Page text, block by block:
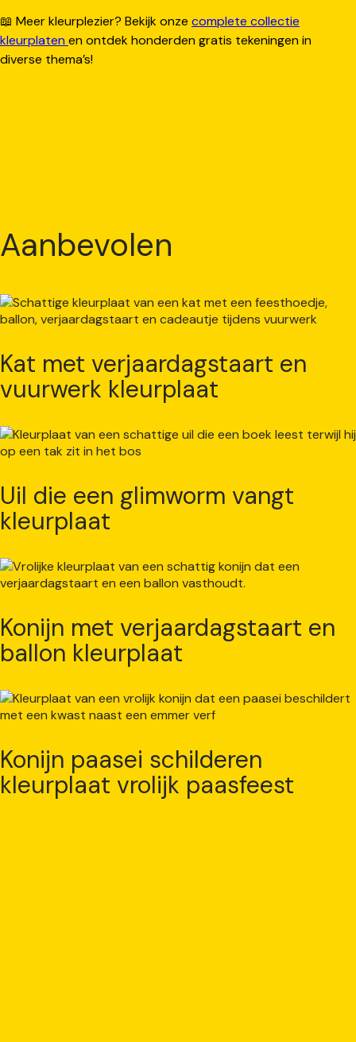
📖 Meer kleurplezier? Bekijk onze complete collectie
kleurplatenen ontdek honderden gratis tekeningen in
diverse thema’s!
Aanbevolen
Kat met verjaardagstaart en
vuurwerk kleurplaat
Uil die een glimworm vangt
kleurplaat
Konijn met verjaardagstaart en
ballon kleurplaat
Konijn paasei schilderen
kleurplaat vrolijk paasfeest